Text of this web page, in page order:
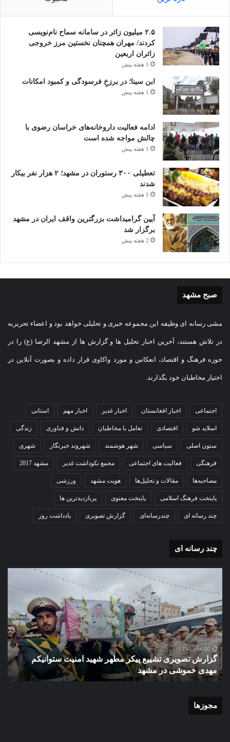
۲.۵ میلیون زائر در سامانه سماح نام‌نویسی
کردند/ مهران همچنان نخستین مرز خروجی
زائران اربعین
1 هفته پیش
ابن سینا؛ در برزخِ فرسودگی و کمبود امکانات
1 هفته پیش
ادامه فعالیت داروخانه‌های خراسان رضوی با
چالش مواجه شده است
1 هفته پیش
تعطیلی ۳۰۰ رستوران در مشهد؛ ۲ هزار نفر بیکار
شدند
1 هفته پیش
آیین گرامیداشت بزرگترین واقف ایران در مشهد
برگزار شد
2 هفته پیش
صبح مشهد
مشی رسانه ای وظیفه این مجموعه خبری و تحلیلی خواهد بود و اعضاء تحریریه
در تلاش هستند، آخرین اخبار تحلیل ها و گزارش ها از مشهد الرضا (ع) را در
حوزه فرهنگ و اقتصاد، انعکاس و مورد واکاوی قرار داده و بصورت آنلاین در
اختیار مخاطبان خود بگذارند.
اجتماعی اخبار افغانستان اخبار غدیر اخبار مهم استانی
اسلاید شو اقتصادی تعامل با مخاطبان دانش و فناوری زندگی
ستون اصلی سیاسی شهر هوشمند شهروند خبرنگار شهری
فرهنگی فعالیت های اجتماعی مجمع نکوداشت غدیر مشهد 2017
مصاحبه‌ها مقالات و تحلیل‌ها هویت مشهد ورزشی
پایتخت فرهنگ اسلامی پایتخت معنوی پربازدیدترین ها
چند رسانه ای چندرسانه‌ای گزارش تصویری یادداشت روز
چند رسانه ای
تشییع
پیکر
مطهر
شهید
امنیت
ستوانیکم
مهدی
خموشی
در
1403-08-07
گزارش تصویری تشییع پیکر مطهر شهید امنیت ستوانیکم
مهدی خموشی در مشهد
با
مجوزها